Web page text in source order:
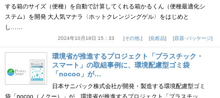
する箱のサイズ（便種）を自動で計算してくれる箱かるくん（便種最適化シ
ステム）を開発 大人気マナラ〈ホットクレンジングゲル〉をはじめと
し……
2024年10月18日 15：33 その他. 化粧品 容器･パッケージ
環境省が推進するプロジェクト「プラスチック・
スマート」の取組事例に、環境配慮型ゴミ袋
「nocoo」が…
日本サニパック株式会社が開発・製造する環境配慮型ゴミ
袋「nocoo（ノクー）」が、環境省が推進するプロジェクト「プラスチッ